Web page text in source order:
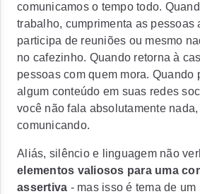
comunicamos o tempo todo.
trabalho, cumprimenta as pessoas
participa de reuniões ou mesmo
no cafezinho. Quando retorna à
pessoas com quem mora. Quando
algum conteúdo em suas redes
você não fala absolutamente nada,
comunicando.
Aliás, silêncio e linguagem não
elementos valiosos para uma
assertiva - mas isso é tema de